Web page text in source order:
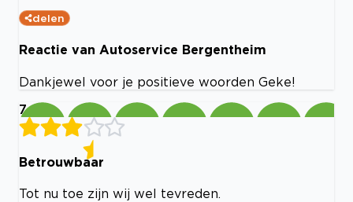
delen
Reactie van Autoservice Bergentheim
Dankjewel voor je positieve woorden Geke!
7
Betrouwbaar
Tot nu toe zijn wij wel tevreden.